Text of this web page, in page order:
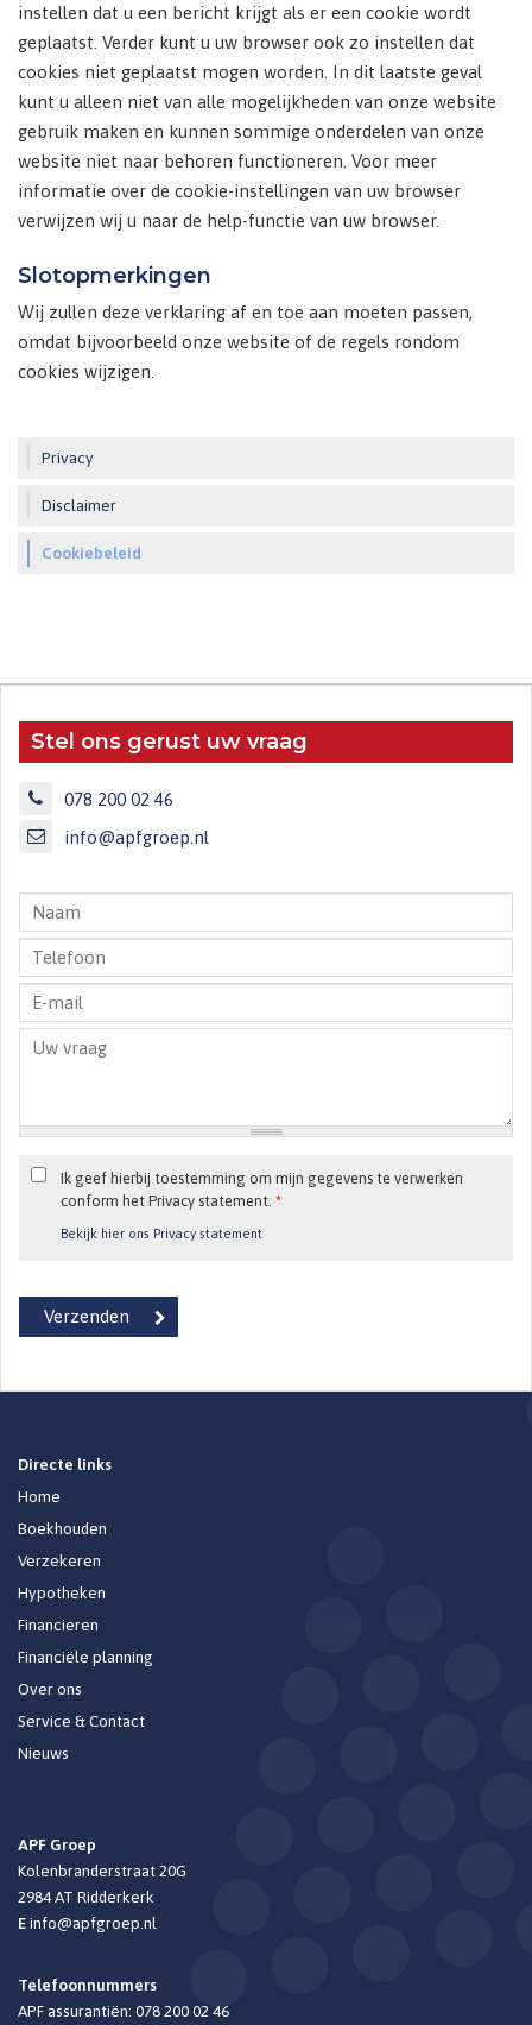
instellen dat u een bericht krijgt als er een cookie wordt
geplaatst. Verder kunt u uw browser ook zo instellen dat
cookies niet geplaatst mogen worden. In dit laatste geval
kunt u alleen niet van alle mogelijkheden van onze website
gebruik maken en kunnen sommige onderdelen van onze
website niet naar behoren functioneren. Voor meer
informatie over de cookie-instellingen van uw browser
verwijzen wij u naar de help-functie van uw browser.
Slotopmerkingen
Wij zullen deze verklaring af en toe aan moeten passen,
omdat bijvoorbeeld onze website of de regels rondom
cookies wijzigen.
Privacy
Disclaimer
Cookiebeleid
Stel ons gerust uw vraag
078 200 02 46
info@apfgroep.nl
Ik geef hierbij toestemming om mijn gegevens te verwerken
conform het Privacy statement. *
Bekijk hier ons Privacy statement
Directe links
Home
Boekhouden
Verzekeren
Hypotheken
Financieren
Financiële planning
Over ons
Service & Contact
Nieuws
APF Groep
Kolenbranderstraat 20G
2984 AT Ridderkerk
Einfo@apfgroep.nl
Telefoonnummers
APF assurantiën: 078 200 02 46